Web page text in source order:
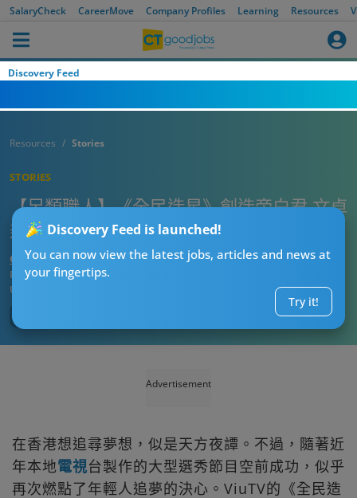
SalaryCheck CareerMove Company Profiles Learning Resources
Discovery Feed
Discovery Feed is launched!
You can now view the latest jobs, articles and news at
your fingertips.
Try it!
Resources Stories
STORIES
【另類職人】《全民造星》創造旁白君 文卓
森談追夢︰電視圈需要年輕人的熱誠
CTgoodjobs’ Editor
Published:2024-02-07
Updated:
Advertisement
在香港想追尋夢想，似是天方夜譚。不過，隨著近
年本地電視台製作的大型選秀節目空前成功，似乎
再次燃點了年輕人追夢的決心。ViuTV的《全民造